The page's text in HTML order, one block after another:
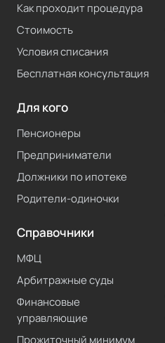
Как проходит процедура
Стоимость
Условия списания
Бесплатная консультация
Для кого
Пенсионеры
Предприниматели
Должники по ипотеке
Родители-одиночки
Справочники
МФЦ
Арбитражные суды
Финансовые
управляющие